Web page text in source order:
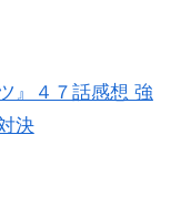
』４７話感想 強
決